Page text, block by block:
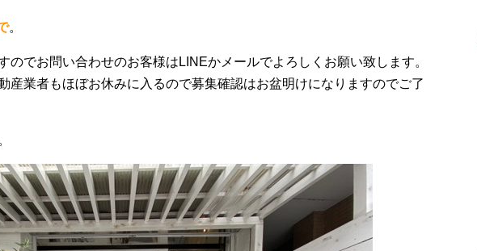
。
のでお問い合わせのお客様はLINEかメールでよろしくお願い致します。
産業者もほぼお休みに入るので募集確認はお盆明けになりますのでご了